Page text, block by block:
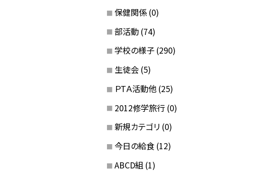
保健関係 (0)
部活動 (74)
学校の様子 (290)
生徒会 (5)
ＰTＡ活動他 (25)
2012修学旅行 (0)
新規カテゴリ (0)
今日の給食 (12)
ABCD組 (1)